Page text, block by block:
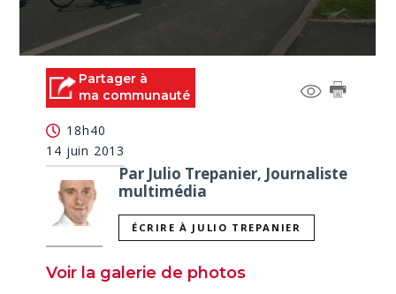
seconds Partager à
ma communauté
18h40
14 juin 2013
Par Julio Trepanier, Journaliste
multimédia
ÉCRIRE À JULIO TREPANIER
Voir la galerie de photos